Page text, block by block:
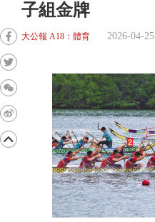
子組金牌
大公報 A18：體育 2026-04-25